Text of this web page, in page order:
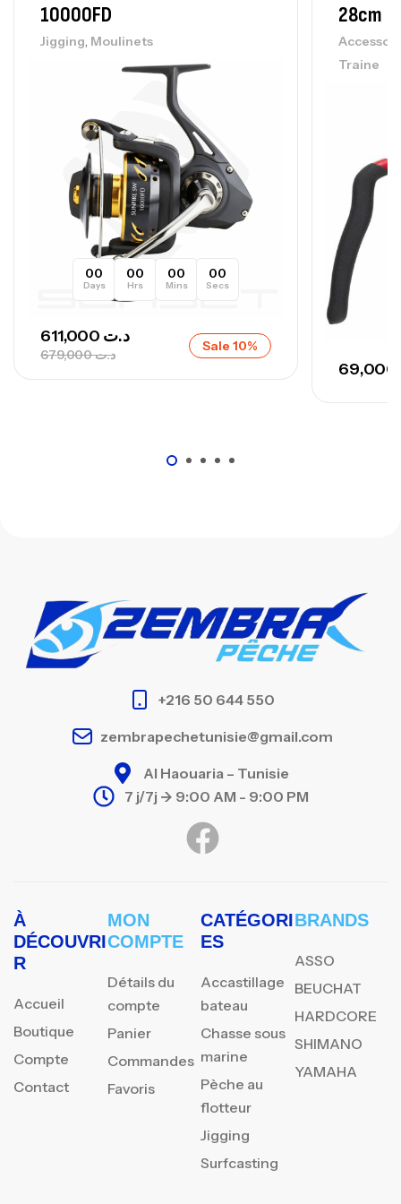
Cannes
د.ت
Canne Sunset Secret Cove 420 Cm 100
– 300 G
Cannes,Surfcasting
د.ت 748,000
د.ت673,000
10000FD
Jigging, Moulinets
00
Days
00
Hrs
00
Mins
00
Secs
د.ت679,000
د.ت Sale 10%
28cm
Traine
+216 50 644 550
zembrapechetunisie@gmail.com
Al Haouaria – Tunisie
7 j/7j -> 9:00 AM - 9:00 PM
À
DÉCOUVRI
R
Accueil
Boutique
Compte
Contact
MON
COMPTE
Détails du
compte
Panier
Commandes
Favoris
CATÉGORI
ES
Accastillage
bateau
Chasse sous
marine
Pèche au
flotteur
Jigging
Surfcasting
BRANDS
ASSO
BEUCHAT
HARDCORE
SHIMANO
YAMAHA